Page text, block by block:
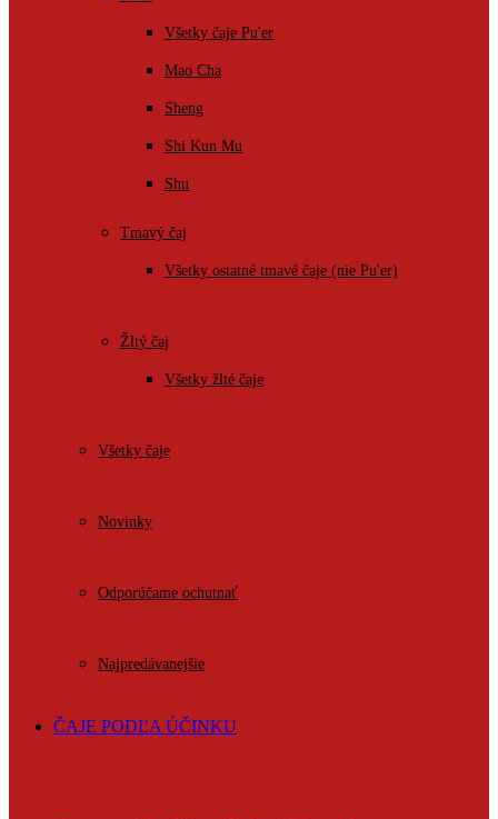
Všetky čaje Pu'er
Mao Cha
Sheng
Shi Kun Mu
Shu
Tmavý čaj
Všetky ostatné tmavé čaje (nie Pu'er)
Žltý čaj
Všetky žlté čaje
Všetky čaje
Novinky
Odporúčame ochutnať
Najpredávanejšie
ČAJE PODĽA ÚČINKU